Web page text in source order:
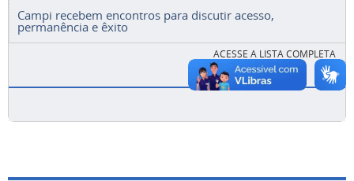
Campi recebem encontros para discutir acesso,
permanência e êxito
ACESSE A LISTA COMPLETA